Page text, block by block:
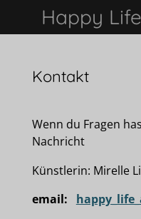
Hauptinhalt
Happy
Kontakt
Wenn du Fragen
Nachricht
Künstlerin: Mirelle
email: